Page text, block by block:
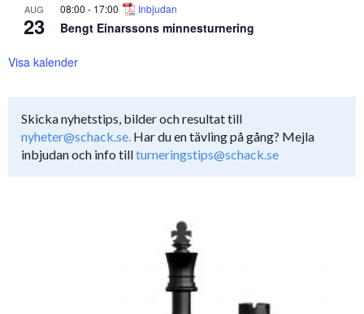
AUG
23
08:00 - 17:00 Inbjudan
Bengt Einarssons minnesturnering
Visa kalender
Skicka nyhetstips, bilder och resultat till
nyheter@schack.se. Har du en tävling på gång? Mejla
inbjudan och info tillturneringstips@schack.se